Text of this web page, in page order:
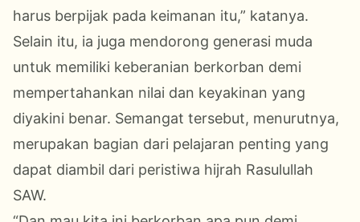
harus berpijak pada keimanan itu,” katanya.
Selain itu, ia juga mendorong generasi muda
untuk memiliki keberanian berkorban demi
mempertahankan nilai dan keyakinan yang
diyakini benar. Semangat tersebut, menurutnya,
merupakan bagian dari pelajaran penting yang
dapat diambil dari peristiwa hijrah Rasulullah
SAW.